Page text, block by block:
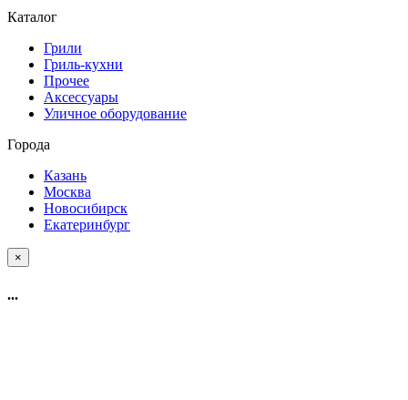
Каталог
Грили
Гриль-кухни
Прочее
Аксессуары
Уличное оборудование
Города
Казань
Москва
Новосибирск
Екатеринбург
×
...